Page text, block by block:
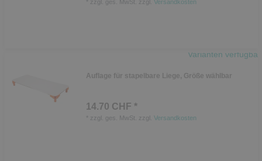
zzgl. ges. MwSt. zzgl. Versandkosten
Varianten verfügbar
Auflage für stapelbare Liege, Größe wählbar
14.70 CHF *
zzgl. ges. MwSt. zzgl. Versandkosten